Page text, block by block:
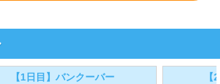
【1日目】バンクーバー